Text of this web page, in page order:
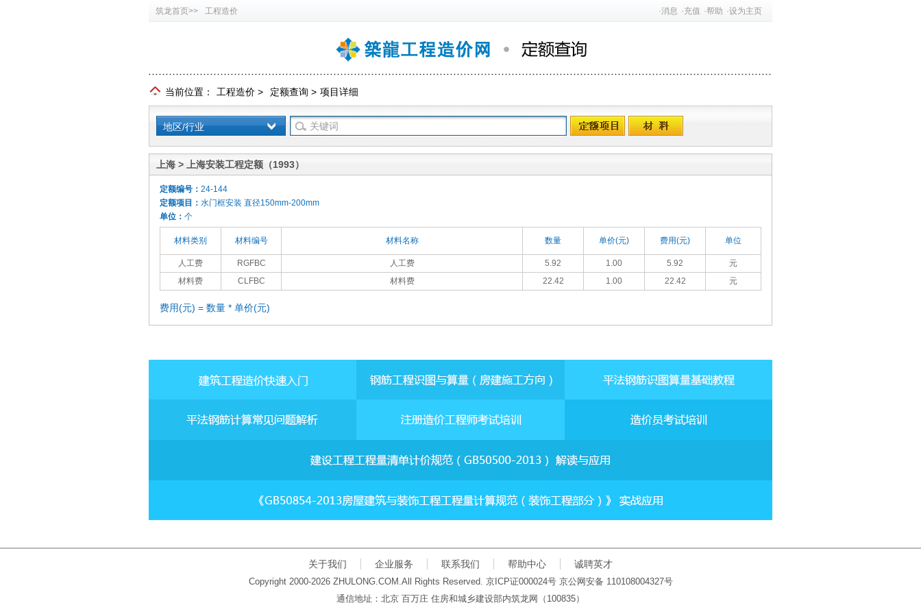
筑龙首页>> 工程造价 ·消息 ·充值 ·帮助 ·设为主页
当前位置： 工程造价 > 定额查询 > 项目详细
地区/行业
上海 > 上海安装工程定额（1993）
定额编号： 24-144
定额项目： 水门框安装 直径150mm-200mm
单位： 个
材料类别 材料编号 材料名称 数量 单价(元) 费用(元) 单位
人工费 RGFBC 人工费 5.92 1.00 5.92
元
材料费
CLFBC 材料费 22.42 1.00 22.42 元
费用(元) = 数量 * 单价(元)
关于我们 企业服务 联系我们 帮助中心 诚聘英才
Copyright 2000-2026 ZHULONG.COM.All Rights Reserved. 京ICP证000024号 京公网安备 110108004327号
通信地址：北京 百万庄 住房和城乡建设部内筑龙网
（100835）